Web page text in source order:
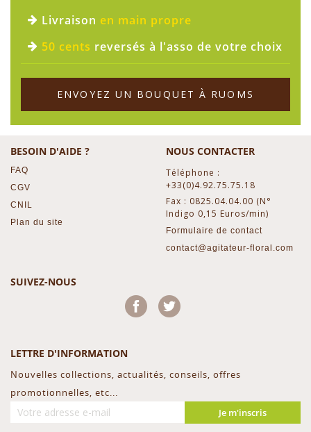
Livraison en main propre
50 cents reversés à l'asso de votre choix
ENVOYEZ UN BOUQUET À RUOMS
BESOIN D'AIDE ?
FAQ
CGV
CNIL
Plan du site
NOUS CONTACTER
Téléphone :
+33(0)4.92.75.75.18
Fax : 0825.04.04.00 (N°
Indigo 0,15 Euros/min)
Formulaire de contact
contact@agitateur-floral.com
SUIVEZ-NOUS
Facebook
LETTRE D'INFORMATION
Nouvelles collections, actualités, conseils, offres
promotionnelles, etc...
Je m'inscris